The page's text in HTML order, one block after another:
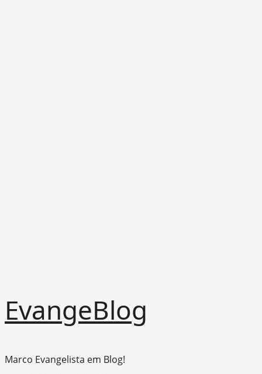
to
content
EvangeBlog
Marco Evangelista em Blog!